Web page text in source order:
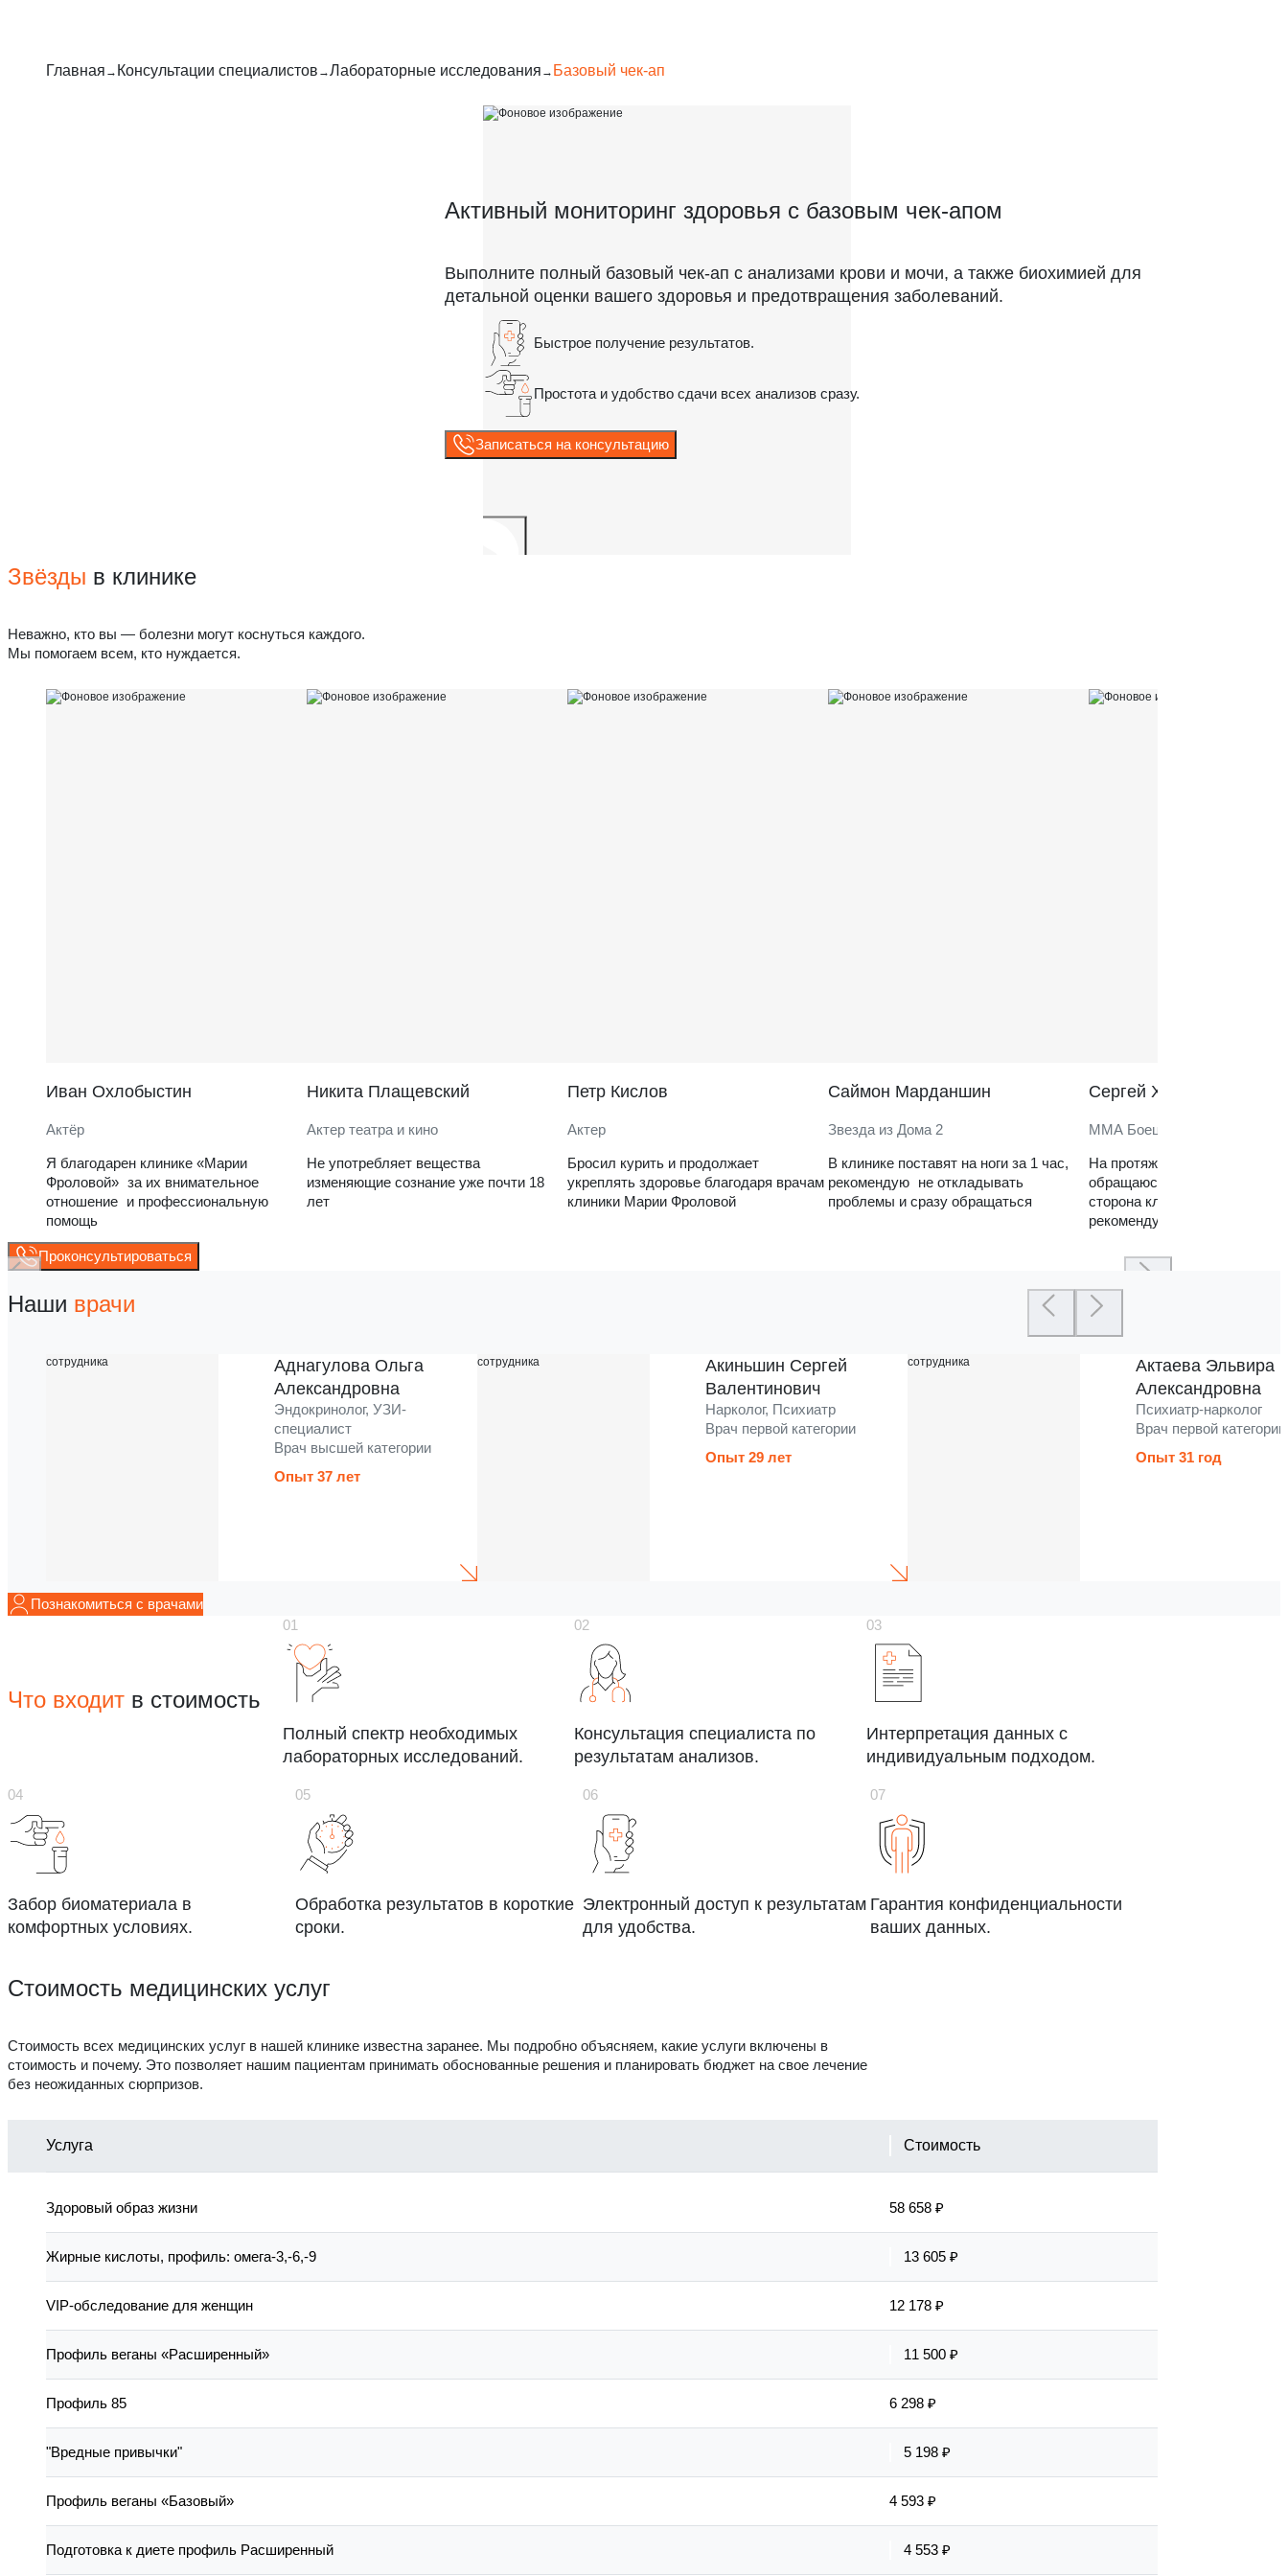
Главная Консультации специалистов Лабораторные исследования Базовый чек-ап
Активный мониторинг здоровья с базовым чек-апом
Выполните полный базовый чек-ап с анализами крови и мочи, а также биохимией для
детальной оценки вашего здоровья и предотвращения заболеваний.
Быстрое получение результатов.
Простота и удобство сдачи всех анализов сразу.
Записаться на консультацию
Звёзды в клинике
Неважно, кто вы — болезни могут коснуться каждого.
Мы помогаем всем, кто нуждается.
Иван Охлобыстин
Актёр
Я благодарен клинике «Марии
Фроловой» за их внимательное
отношение и профессиональную
помощь
Никита Плащевский
Актер театра и кино
Не употребляет вещества
изменяющие сознание уже почти 18
лет
Петр Кислов
Актер
Бросил курить и продолжает
укреплять здоровье благодаря врачам
клиники Марии Фроловой
Саймон Марданшин
Звезда из Дома 2
В клинике поставят на ноги за 1 час,
рекомендую не откладывать
проблемы и сразу обращаться
Сергей Харитонов
ММА Боец
На протяжении нескольких
обращаюсь в клинику.
сторона клиники —
рекомендую
Проконсультироваться
Наши врачи
Аднагулова Ольга
Александровна
Эндокринолог, УЗИ-
специалист
Врач высшей категории
Опыт 37 лет
Акиньшин Сергей
Валентинович
Нарколог, Психиатр
Врач первой категории
Опыт 29 лет
Актаева Эльвира
Александровна
Психиатр-нарколог
Врач первой категории
Опыт 31 год
Познакомиться с врачами
Что входит в стоимость
Полный спектр необходимых
лабораторных исследований.
Консультация специалиста по
результатам анализов.
Интерпретация данных с
индивидуальным подходом.
Забор биоматериала в
комфортных условиях.
Обработка результатов в короткие
сроки.
Электронный доступ к результатам
для удобства.
Гарантия конфиденциальности
ваших данных.
Стоимость медицинских услуг
Стоимость всех медицинских услуг в нашей клинике известна заранее. Мы подробно объясняем, какие услуги включены в
стоимость и почему. Это позволяет нашим пациентам принимать обоснованные решения и планировать бюджет на свое лечение
без неожиданных сюрпризов.
Услуга Стоимость
Здоровый образ жизни 58 658 ₽
Жирные кислоты, профиль: омега-3,-6,-9 13 605 ₽
VIP-обследование для женщин 12 178 ₽
Профиль веганы «Расширенный» 11 500 ₽
Профиль 85 6 298 ₽
"Вредные привычки" 5 198 ₽
Профиль веганы «Базовый» 4 593 ₽
Подготовка к диете профиль Расширенный 4 553 ₽